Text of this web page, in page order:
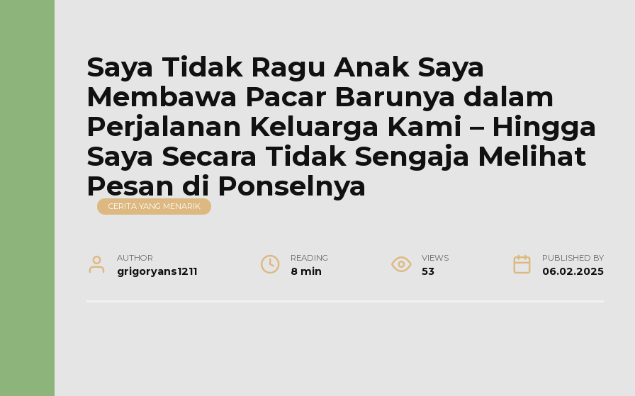
Saya Tidak Ragu Anak Saya
Membawa Pacar Barunya dalam
Perjalanan Keluarga Kami – Hingga
Saya Secara Tidak Sengaja Melihat
Pesan di Ponselnya
CERITA YANG MENARIK
AUTHOR
grigoryans1211
READING
8 min
VIEWS
53
PUBLISHED BY
06.02.2025